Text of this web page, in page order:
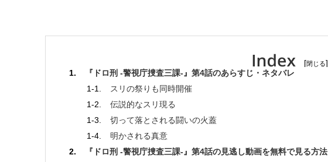
[
]
『ドロ刑 -警視庁捜査三課-』第4話のあらすじ・ネタバレ
スリの祭りも同時開催
伝説的なスリ現る
切って落とされる闘いの火蓋
明かされる真意
『ドロ刑 -警視庁捜査三課-』第4話の見逃し動画を無料で見る方法